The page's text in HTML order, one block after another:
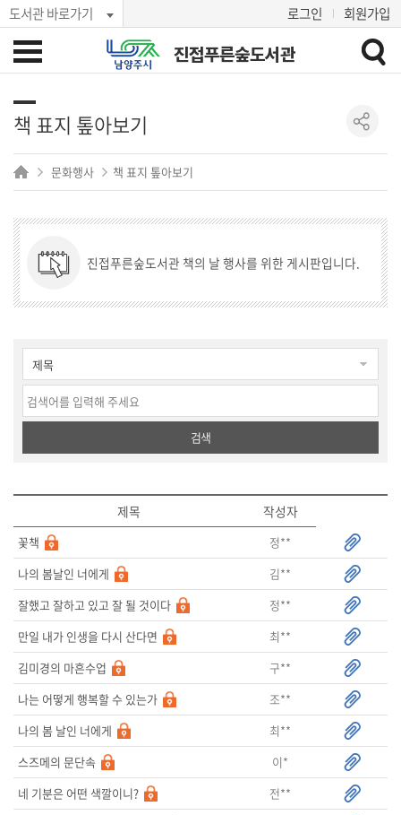
도서관 바로가기 로그인 회원가입
진접푸른숲도서관
책 표지 톺아보기
문화행사 책 표지 톺아보기
진접푸른숲도서관 책의 날 행사를 위한 게시판입니다.
검색
제목 작성자
꽃책
정**
나의 봄날인 너에게
김**
잘했고 잘하고 있고 잘 될 것이다
정**
만일 내가 인생을 다시 산다면
최**
김미경의 마흔수업
구**
나는 어떻게 행복할 수 있는가
조**
나의 봄 날인 너에게
최**
스즈메의 문단속
이*
네 기분은 어떤 색깔이니?
전**